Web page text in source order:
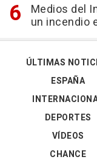
Medios del
un incendio
ÚLTIMAS
ESPAÑA
DEPORTES
VÍDEOS
CHANCE